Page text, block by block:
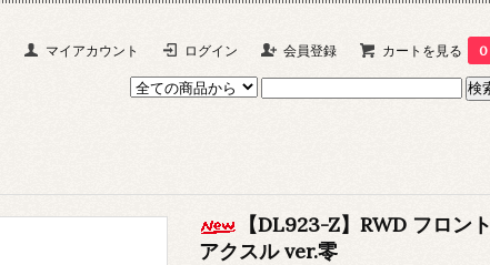
マイアカウント ログイン 会員登録 カートを見る 0
【DL923-Z】RWD フロント
アクスル ver.零